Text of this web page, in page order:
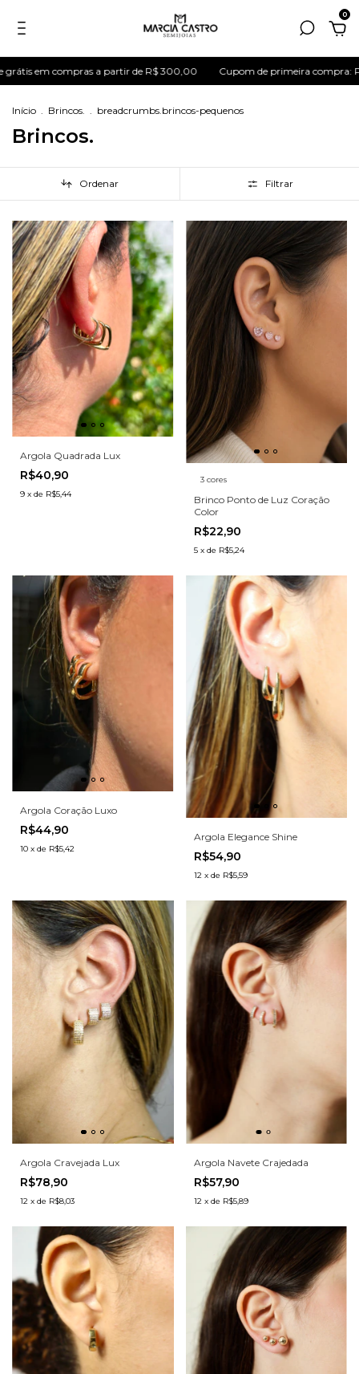
0
partir de R$ 300,00 Cupom de primeira compra: PRIMEIRA15 Até
Início . Brincos. . breadcrumbs.brincos-pequenos
Brincos.
Ordenar Filtrar
Argola Quadrada Lux
R$40,90
9 x de R$5,44
3 cores
Brinco Ponto de Luz Coração
Color
R$22,90
5 x de R$5,24
Argola Coração Luxo
R$44,90
10 x de R$5,42
Argola Elegance Shine
R$54,90
12 x de R$5,59
Argola Cravejada Lux
R$78,90
12 x de R$8,03
Argola Navete Crajedada
R$57,90
12 x de R$5,89